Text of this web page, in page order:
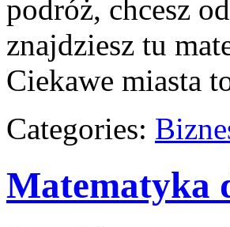
podróż, chcesz
znajdziesz tu
Ciekawe miasta
Categories:
Matematyka